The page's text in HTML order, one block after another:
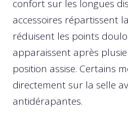
confort sur les longues
accessoires répartissent
réduisent les points
apparaissent après
position assise. Certains
directement sur la selle
antidérapantes.